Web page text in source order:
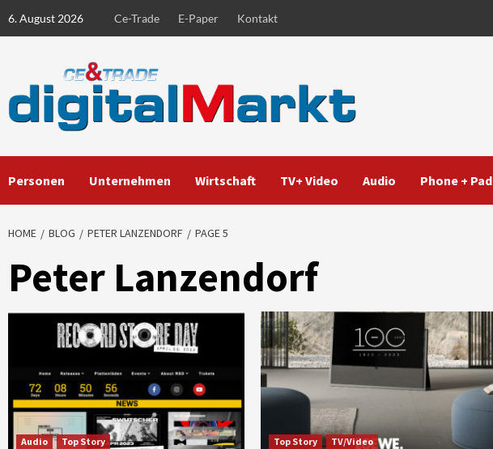
6. August 2026 Ce-Trade E-Paper Kontakt
Personen Unternehmen Wirtschaft TV+ Video Audio Phone + Pad
HOME BLOG PETER LANZENDORF PAGE 5
Peter Lanzendorf
Audio Top Story Top Story TV/Video